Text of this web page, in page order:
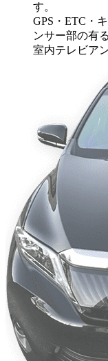
す。
GPS・ETC・
ンサー部の有
室内テレビア